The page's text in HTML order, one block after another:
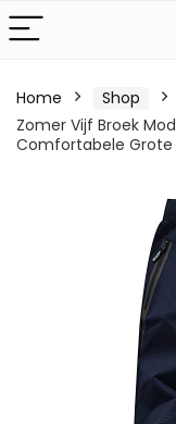
Home Shop
Zomer Vijf Broek
Comfortabele Grote